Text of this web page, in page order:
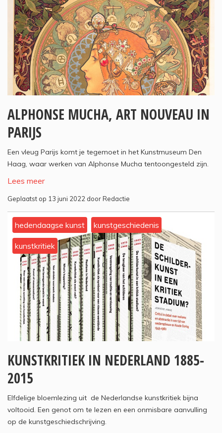
ALPHONSE MUCHA, ART NOUVEAU IN
PARIJS
Een vleug Parijs komt je tegemoet in het Kunstmuseum Den
Haag, waar werken van Alphonse Mucha tentoongesteld zijn.
Lees meer
Geplaatst op 13 juni 2022 door Redactie
hedendaagse kunst kunstgeschiedenis
kunstkritiek
KUNSTKRITIEK IN NEDERLAND 1885-
2015
Elfdelige bloemlezing uit de Nederlandse kunstkritiek bijna
voltooid. Een genot om te lezen en een onmisbare aanvulling
op de kunstgeschiedschrijving.